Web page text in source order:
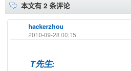
本文有 2 条评论
hackerzhou
2010-09-28 00:15
T先生: